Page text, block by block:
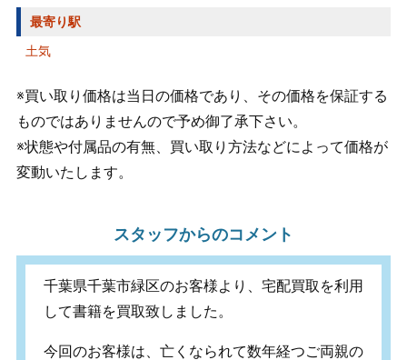
最寄り駅
土気
※買い取り価格は当日の価格であり、その価格を保証する
ものではありませんので予め御了承下さい。
※状態や付属品の有無、買い取り方法などによって価格が
変動いたします。
スタッフからのコメント
千葉県千葉市緑区のお客様より、宅配買取を利用
して書籍を買取致しました。
今回のお客様は、亡くなられて数年経つご両親の